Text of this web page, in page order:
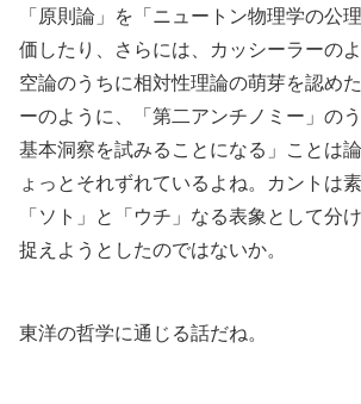
「原則論」を「ニュートン物理学の公
価したり、さらには、カッシーラーの
空論のうちに相対性理論の萌芽を認め
ーのように、「第二アンチノミー」の
基本洞察を試みることになる」ことは
ょっとそれずれているよね。カントは
「ソト」と「ウチ」なる表象として分
捉えようとしたのではないか。
東洋の哲学に通じる話だね。